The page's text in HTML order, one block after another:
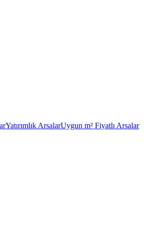
Yatırımlık ArsalarUygun m² Fiyatlı Arsalar